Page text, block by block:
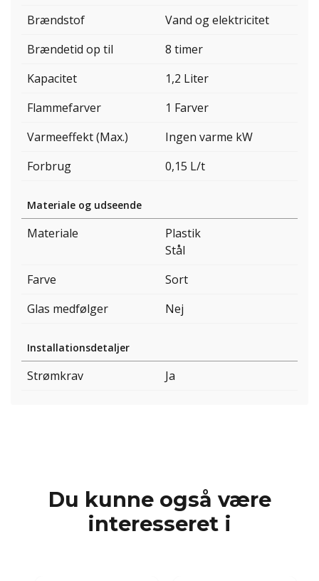
Brændstof
Vand og elektricitet
Brændetid op til
8 timer
Kapacitet
1,2 Liter
Flammefarver
1 Farver
Varmeeffekt (Max.)
Ingen varme kW
Forbrug
0,15 L/t
Materiale og udseende
Materiale
Plastik
Stål
Farve
Sort
Glas medfølger
Nej
Installationsdetaljer
Strømkrav Ja
Du kunne også være
interesseret i